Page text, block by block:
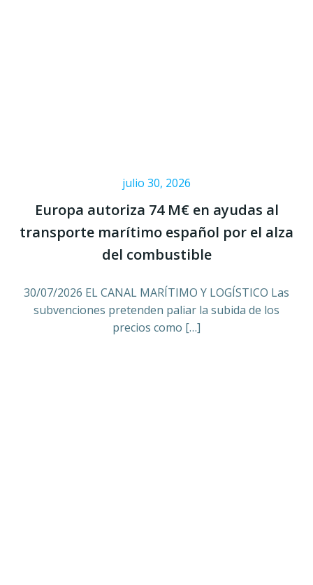
julio 30, 2026
Europa autoriza 74 M€ en ayudas al
transporte marítimo español por el alza
del combustible
30/07/2026 EL CANAL MARÍTIMO Y LOGÍSTICO Las
subvenciones pretenden paliar la subida de los
precios como […]